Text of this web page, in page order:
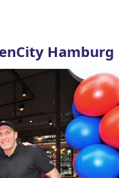
Hamburg